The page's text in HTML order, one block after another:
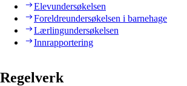
Elevundersøkelsen
Foreldreundersøkelsen i barnehage
Lærlingundersøkelsen
Innrapportering
Regelverk